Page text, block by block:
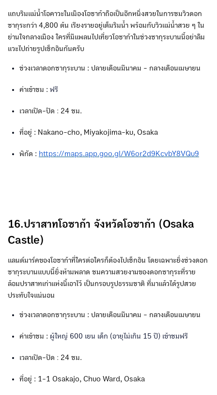
แถบริมแม่น้ำโอคาวะในเมืองโอซาก้าถือเป็นอีกหนึ่งสวยในการชมวิวดอก
ซากุระกว่า 4,800 ต้น เรียงรายอยู่เต็มริมน้ำ พร้อมกับวิวแม่น้ำสวย ๆ ใน
ย่านใจกลางเมือง ใครที่มีแพลนไปเที่ยวโอซาก้าในช่วงซากุระบานนี้อย่าลืม
แวะไปถ่ายรูปเช็กอินกันครับ
ช่วงเวลาดอกซากุระบาน : ปลายเดือนมีนาคม - กลางเดือนเมษายน
ค่าเข้าชม : ฟรี
เวลาเปิด-ปิด : 24 ชม.
ที่อยู่ : Nakano-cho, Miyakojima-ku, Osaka
พิกัด : https://maps.app.goo.gl/W6or2d9KcvbY8VQu9
16.ปราสาทโอซาก้า จังหวัดโอซาก้า (Osaka
Castle)
แลนด์มาร์คของโอซาก้าที่ใครต่อใครก็ต้องไปเช็กอิน โดยเฉพาะยิ่งช่วงดอก
ซากุระบานแบบนี้ยิ่งห้ามพลาด ชมความสวยงามของดอกซากุระที่ราย
ล้อมปราสาทเก่าแห่งนี้เอาไว้ เป็นกรอบรูปธรรมชาติ ที่มาแล้วได้รูปสวย
ประทับใจแน่นอน
ช่วงเวลาดอกซากุระบาน : ปลายเดือนมีนาคม - กลางเดือนเมษายน
ค่าเข้าชม : ผู้ใหญ่ 600 เยน เด็ก (อายุไม่เกิน 15 ปี) เข้าชมฟรี
เวลาเปิด-ปิด : 24 ชม.
ที่อยู่ : 1-1 Osakajo, Chuo Ward, Osaka